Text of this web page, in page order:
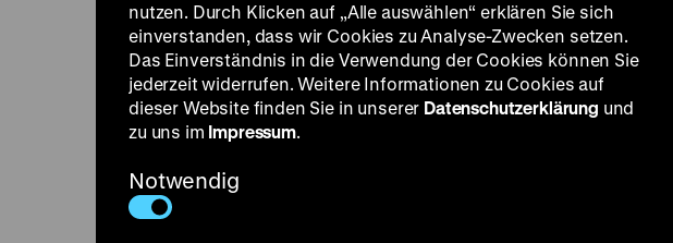
nutzen. Durch Klicken auf „Alle auswählen“ erklären Sie sich
einverstanden, dass wir Cookies zu Analyse-Zwecken setzen.
Das Einverständnis in die Verwendung der Cookies können Sie
jederzeit widerrufen. Weitere Informationen zu Cookies auf
dieser Website finden Sie in unserer Datenschutzerklärung und
zu uns im Impressum.
Notwendig